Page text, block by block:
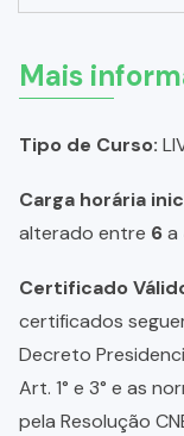
Mais
Tipo de Curso:
Carga horária
alterado entre 6a
Certificado
certificados
Decreto
Art. 1° e 3° e as
pela Resolução